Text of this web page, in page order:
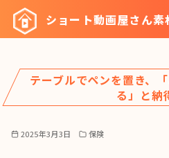
ツ
へ
ショート動画屋さん素
テーブルでペンを置き、
る」と納
2025年3月3日 保険